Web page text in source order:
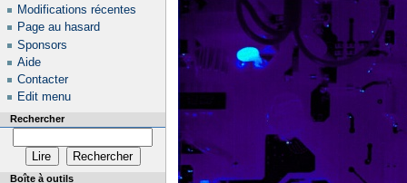
Modifications récentes
Page au hasard
Sponsors
Aide
Contacter
Edit menu
Rechercher
Boîte à outils